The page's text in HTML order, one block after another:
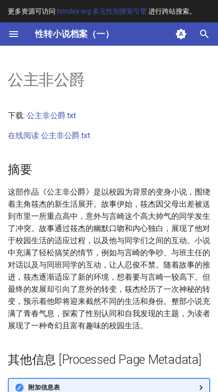
更多资源可访问 tsindex.org 多元性别搜索引擎进行跨站搜索。
性转小说档案（一）
键
开
搜
索
其他信息 [Processed Page
公主非公爵
下载: 公主非公爵.txt
在线阅读 公主非公爵.txt
摘要
这部作品《公主非公爵》是以校园为背景的变身小说，围绕
着主角筱杰的新生活展开。故事伊始，筱杰因父母出差被送
到市里一所重点高中，意外与言崎这个高大帅气的同学发生
了冲突。故事通过筱杰的幽默口吻和内心独白，展现了他对
于校园生活的适应过程，以及他与同学们之间的互动。小说
中充满了轻松搞笑的情节，例如与言崎的争吵、与班主任的
对话以及与同班同学的互动，让人忍俊不禁。随着故事的推
进，筱杰逐渐适应了新的环境，想着要与言崎一较高下。但
最终的发展却引向了意外的转变，筱杰经历了一次神秘的转
变，预示着他即将迎来截然不同的生活和身份。整部小说充
满了青春气息，探索了性别认同和自我发现的主题，为读者
展现了一种奇幻且富有趣味的校园生活。
其他信息 [Processed Page Metadata]
附加信息表